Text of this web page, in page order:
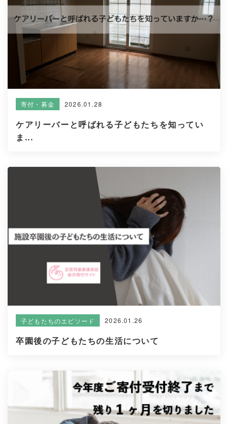
寄付・募金 2026.01.28
ケアリーバーと呼ばれる子どもたちを知ってい
ま...
子どもたちのエピソード 2026.01.26
卒園後の子どもたちの生活について